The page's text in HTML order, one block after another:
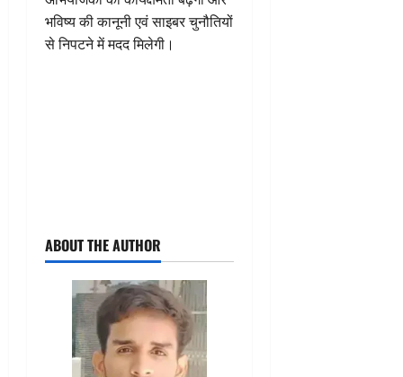
भविष्य की कानूनी एवं साइबर चुनौतियों
से निपटने में मदद मिलेगी।
ABOUT THE AUTHOR